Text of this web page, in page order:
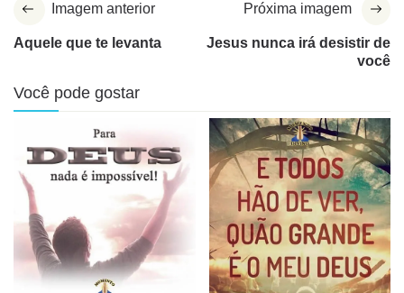
Imagem anterior
Aquele que te levanta
Próxima imagem
Jesus nunca irá desistir de
você
Você pode gostar